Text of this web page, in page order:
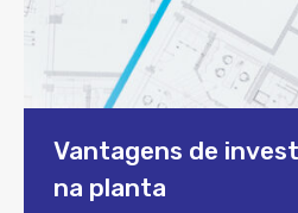
Vantagens de
na planta